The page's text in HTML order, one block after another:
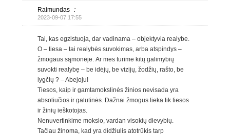
Raimundas :
2023-09-07 17:55
Tai, kas egzistuoja, dar vadinama – objektyvia realybe.
O – tiesa – tai realybės suvokimas, arba atspindys –
žmogaus sąmonėje. Ar mes turime kitų galimybių
suvokti realybę – be idėjų, be vizijų, žodžių, rašto, be
lygčių ? – Abejoju!
Tiesos, kaip ir gamtamokslinės žinios nevisada yra
absoliučios ir galutinės. Dažnai žmogus lieka tik tiesos
ir žinių ieškotojas.
Nenuvertinkime mokslo, vardan visokių dievybių.
Tačiau žinoma, kad yra didžiulis atotrūkis tarp